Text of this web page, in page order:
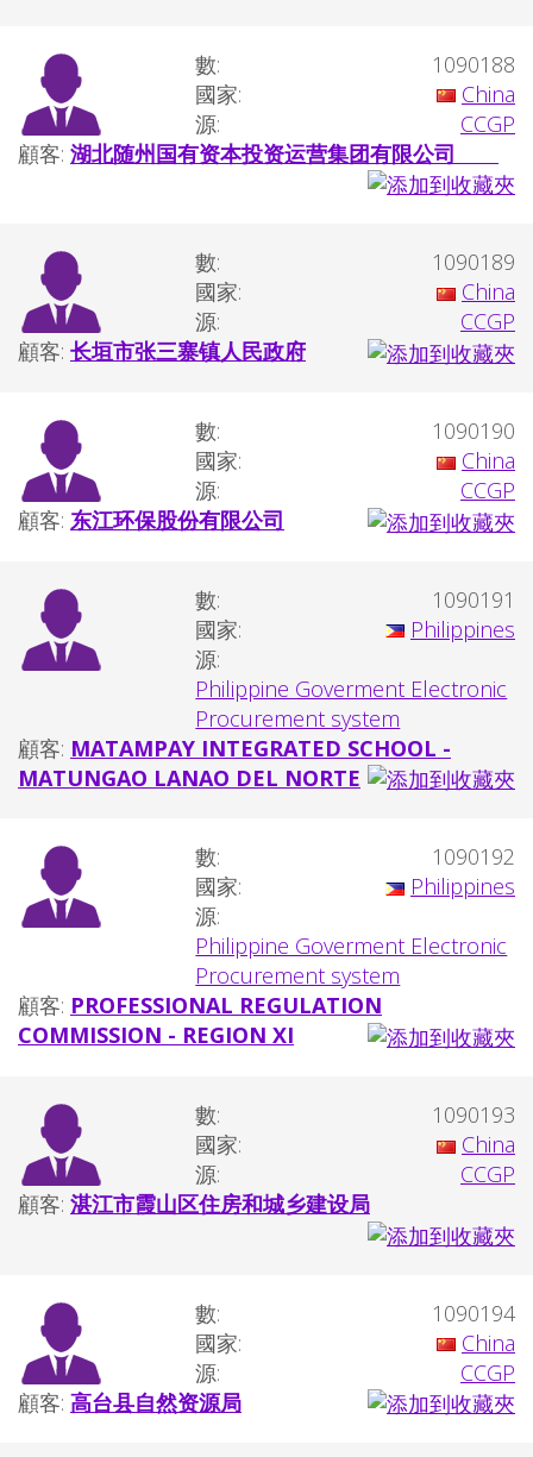
數:
1090188
國家:
China
源:
CCGP
顧客: 湖北随州国有资本投资运营集团有限公司
數:
1090189
國家:
China
源:
CCGP
顧客: 长垣市张三寨镇人民政府
數:
1090190
國家:
China
源:
CCGP
顧客: 东江环保股份有限公司
數:
1090191
國家:
Philippines
源:
Philippine Goverment Electronic
Procurement system
顧客: MATAMPAY INTEGRATED SCHOOL -
MATUNGAO LANAO DEL NORTE
數:
1090192
國家:
Philippines
源:
Philippine Goverment Electronic
Procurement system
顧客: PROFESSIONAL REGULATION
COMMISSION - REGION XI
數:
1090193
國家:
China
源:
CCGP
顧客: 湛江市霞山区住房和城乡建设局
數:
1090194
國家:
China
源:
CCGP
顧客: 高台县自然资源局